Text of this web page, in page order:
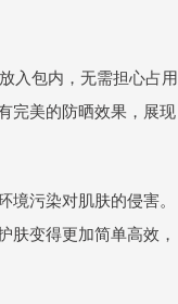
入包内，无需担心占用
完美的防晒效果，展现
污染对肌肤的侵害。
肤变得更加简单高效，